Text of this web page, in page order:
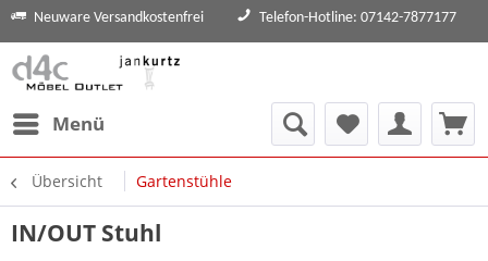
Neuware Versandkostenfrei Telefon-Hotline: 07142-7877177
Menü
Übersicht Gartenstühle
IN/OUT Stuhl